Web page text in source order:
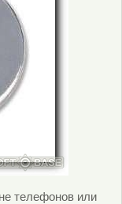
телефонов или